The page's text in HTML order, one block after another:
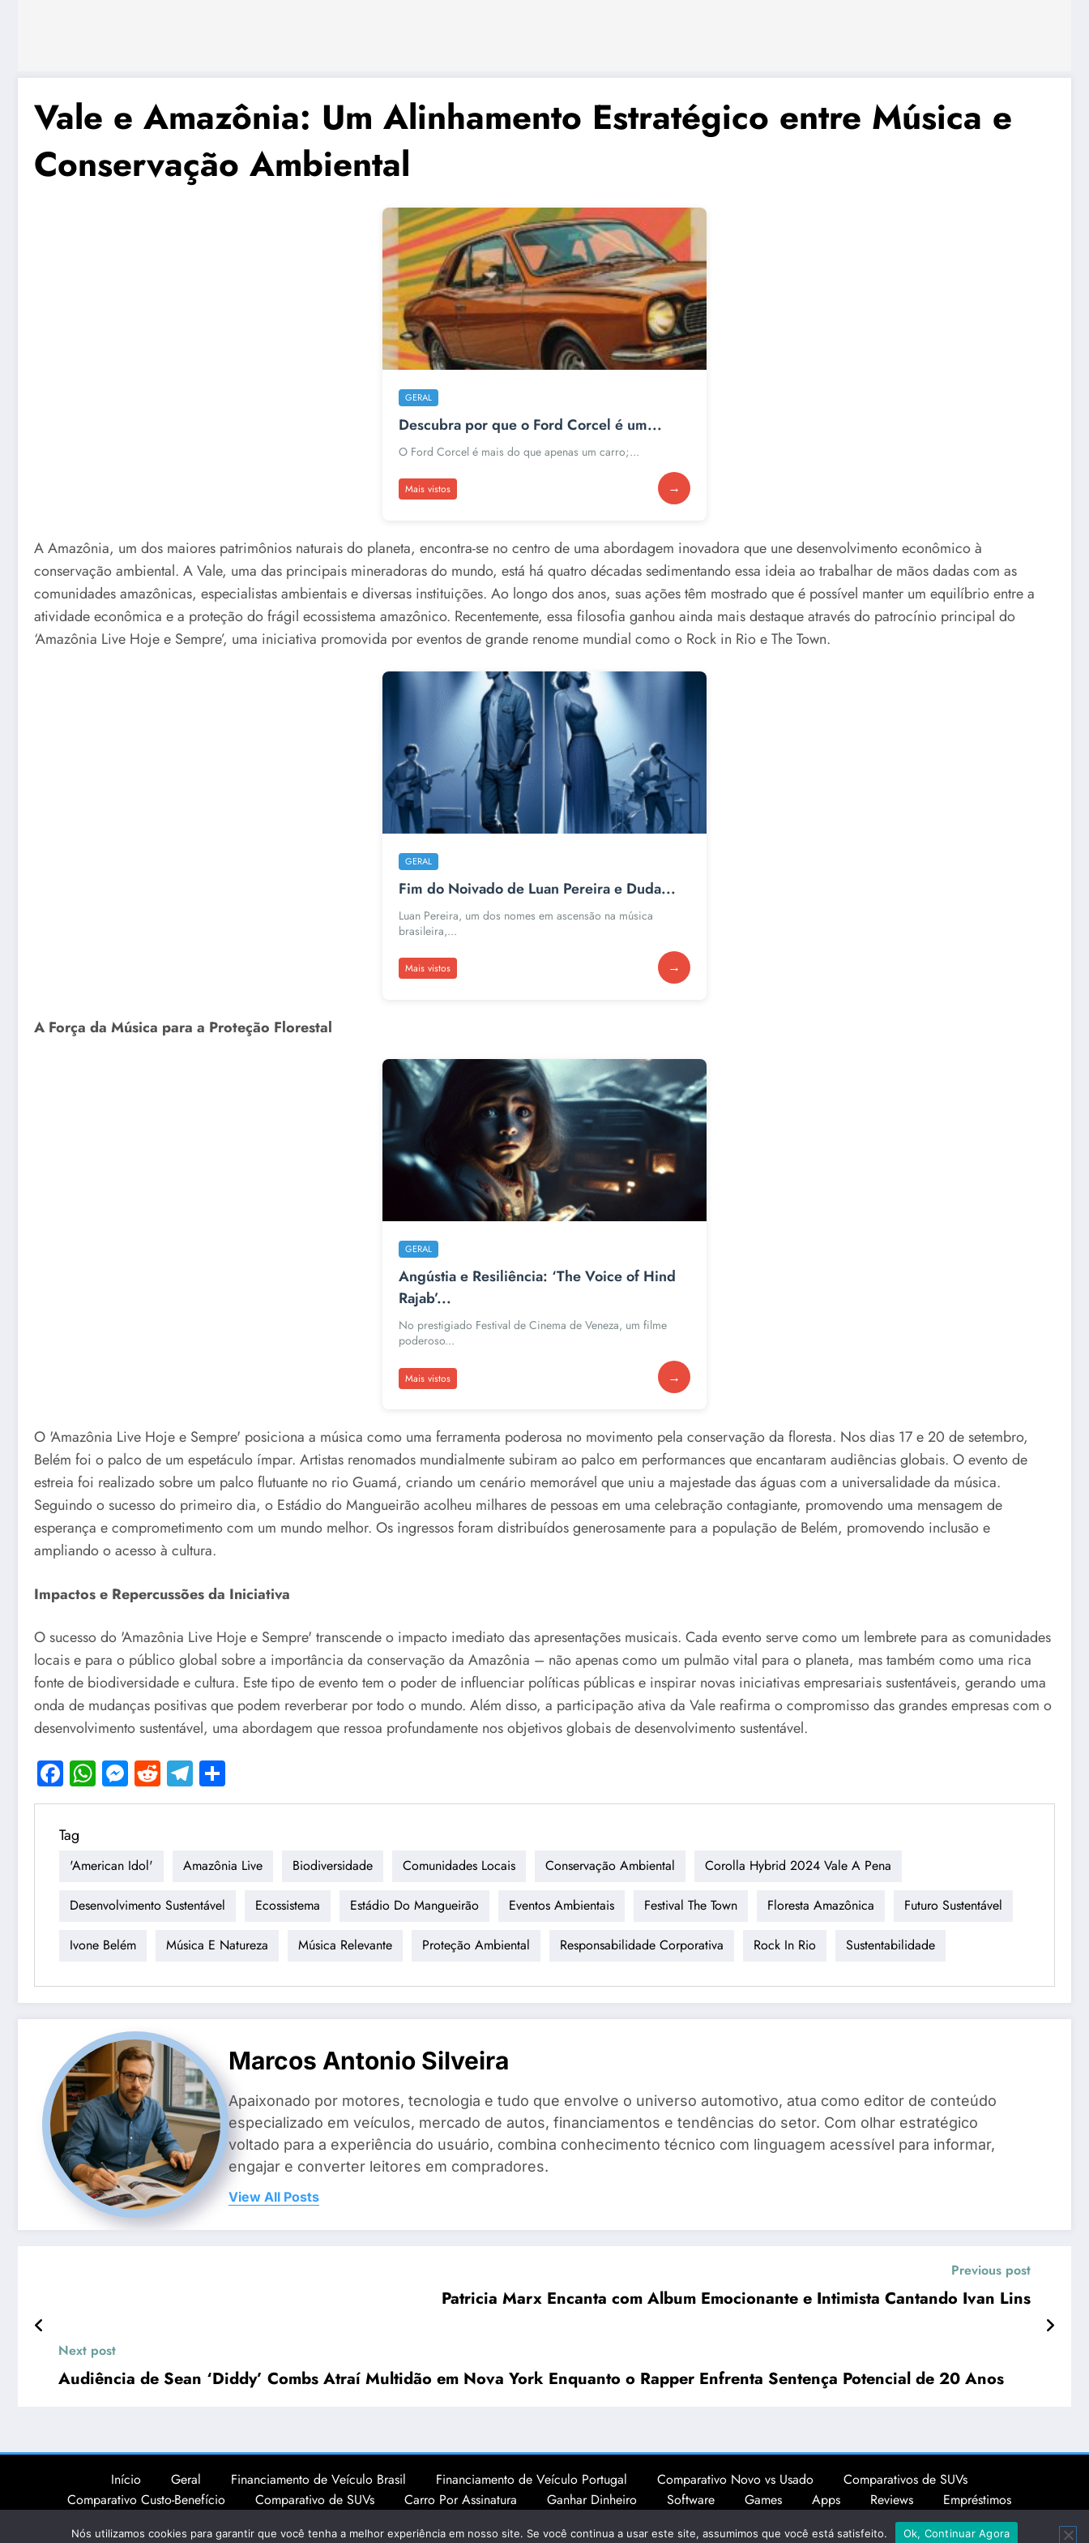
Vale e Amazônia: Um Alinhamento Estratégico entre Música e
Conservação Ambiental
GERAL
Descubra por que o Ford Corcel é um...
O Ford Corcel é mais do que apenas um carro;...
Mais vistos →
A Amazônia, um dos maiores patrimônios naturais do planeta, encontra-se no centro de uma abordagem inovadora que une desenvolvimento econômico à
conservação ambiental. A Vale, uma das principais mineradoras do mundo, está há quatro décadas sedimentando essa ideia ao trabalhar de mãos dadas com as
comunidades amazônicas, especialistas ambientais e diversas instituições. Ao longo dos anos, suas ações têm mostrado que é possível manter um equilíbrio entre a
atividade econômica e a proteção do frágil ecossistema amazônico. Recentemente, essa filosofia ganhou ainda mais destaque através do patrocínio principal do
‘Amazônia Live Hoje e Sempre’, uma iniciativa promovida por eventos de grande renome mundial como o Rock in Rio e The Town.
GERAL
Fim do Noivado de Luan Pereira e Duda...
Luan Pereira, um dos nomes em ascensão na música
brasileira,...
Mais vistos →
A Força da Música para a Proteção Florestal
GERAL
Angústia e Resiliência: ‘The Voice of Hind
Rajab’...
No prestigiado Festival de Cinema de Veneza, um filme
poderoso...
Mais vistos →
O 'Amazônia Live Hoje e Sempre' posiciona a música como uma ferramenta poderosa no movimento pela conservação da floresta. Nos dias 17 e 20 de setembro,
Belém foi o palco de um espetáculo ímpar. Artistas renomados mundialmente subiram ao palco em performances que encantaram audiências globais. O evento de
estreia foi realizado sobre um palco flutuante no rio Guamá, criando um cenário memorável que uniu a majestade das águas com a universalidade da música.
Seguindo o sucesso do primeiro dia, o Estádio do Mangueirão acolheu milhares de pessoas em uma celebração contagiante, promovendo uma mensagem de
esperança e comprometimento com um mundo melhor. Os ingressos foram distribuídos generosamente para a população de Belém, promovendo inclusão e
ampliando o acesso à cultura.
Impactos e Repercussões da Iniciativa
O sucesso do 'Amazônia Live Hoje e Sempre' transcende o impacto imediato das apresentações musicais. Cada evento serve como um lembrete para as comunidades
locais e para o público global sobre a importância da conservação da Amazônia – não apenas como um pulmão vital para o planeta, mas também como uma rica
fonte de biodiversidade e cultura. Este tipo de evento tem o poder de influenciar políticas públicas e inspirar novas iniciativas empresariais sustentáveis, gerando uma
onda de mudanças positivas que podem reverberar por todo o mundo. Além disso, a participação ativa da Vale reafirma o compromisso das grandes empresas com o
desenvolvimento sustentável, uma abordagem que ressoa profundamente nos objetivos globais de desenvolvimento sustentável.
Facebook
WhatsApp
Messenger
RedditTelegram
Tag
'American Idol' Amazônia Live Biodiversidade Comunidades Locais Conservação Ambiental Corolla Hybrid 2024 Vale A Pena
Desenvolvimento Sustentável Ecossistema Estádio Do Mangueirão Eventos Ambientais Festival The Town Floresta Amazônica Futuro Sustentável
Ivone Belém Música E Natureza Música Relevante Proteção Ambiental Responsabilidade Corporativa Rock In Rio Sustentabilidade
Marcos Antonio Silveira
Apaixonado por motores, tecnologia e tudo que envolve o universo automotivo, atua como editor de conteúdo
especializado em veículos, mercado de autos, financiamentos e tendências do setor. Com olhar estratégico
voltado para a experiência do usuário, combina conhecimento técnico com linguagem acessível para informar,
engajar e converter leitores em compradores.
View All Posts
Previous post
Patricia Marx Encanta com Album Emocionante e Intimista Cantando Ivan Lins
Next post
Audiência de Sean ‘Diddy’ Combs Atraí Multidão em Nova York Enquanto o Rapper Enfrenta Sentença Potencial de 20 Anos
Início Geral Financiamento de Veículo Brasil Financiamento de Veículo Portugal Comparativo Novo vs Usado
Comparativos de SUVs
Comparativo Custo-Benefício
Comparativo de SUVs Carro Por Assinatura Ganhar Dinheiro Software Games Apps Reviews
Empréstimos
Nós utilizamos cookies para garantir que você tenha a melhor experiência em nosso site. Se você continua a usar este site, assumimos que você está satisfeito. Ok, Continuar Agora